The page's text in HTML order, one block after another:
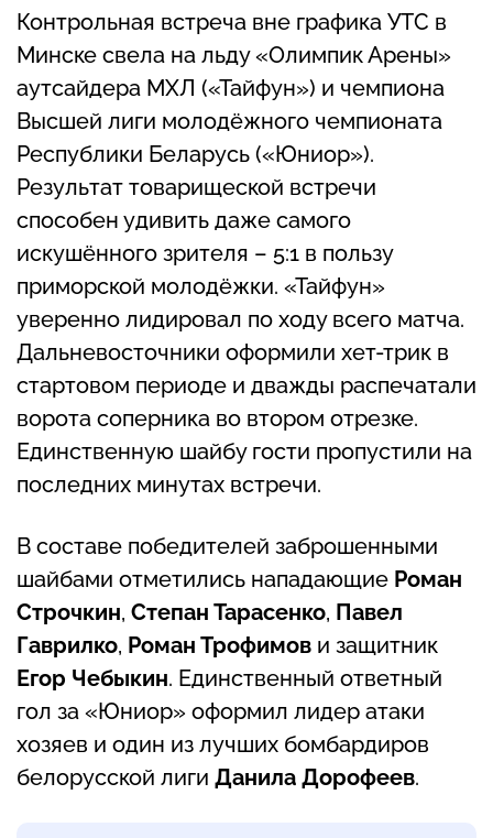
Контрольная встреча вне графика УТС в
Минске свела на льду «Олимпик Арены»
аутсайдера МХЛ («Тайфун») и чемпиона
Высшей лиги молодёжного чемпионата
Республики Беларусь («Юниор»).
Результат товарищеской встречи
способен удивить даже самого
искушённого зрителя – 5:1 в пользу
приморской молодёжки. «Тайфун»
уверенно лидировал по ходу всего матча.
Дальневосточники оформили хет-трик в
стартовом периоде и дважды распечатали
ворота соперника во втором отрезке.
Единственную шайбу гости пропустили на
последних минутах встречи.
В составе победителей заброшенными
шайбами отметились нападающие Роман
Строчкин, Степан Тарасенко, Павел
Гаврилко, Роман Трофимов и защитник
Егор Чебыкин. Единственный ответный
гол за «Юниор» оформил лидер атаки
хозяев и один из лучших бомбардиров
белорусской лиги Данила Дорофеев.